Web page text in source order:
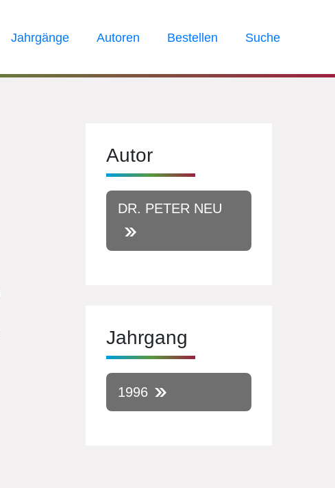
Jahrgänge Autoren Bestellen Suche
Autor
DR. PETER NEU
Jahrgang
1996